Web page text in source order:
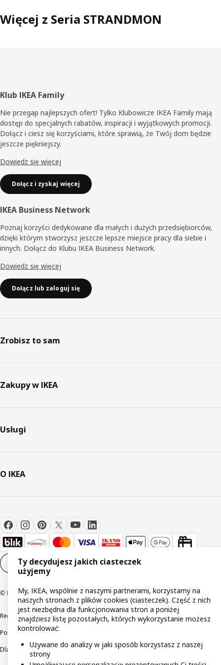
Więcej z Seria STRANDMON
Stopka
Klub IKEA Family
Nie przegap najlepszych ofert! Tylko Klubowicze IKEA Family mają
dostęp do specjalnych rabatów, inspiracji i wyjątkowych promocji.
Dołącz i ciesz się korzyściami, które sprawią, że Twój dom będzie
jeszcze piękniejszy.
Dowiedz się więcej
Dołącz i zyskaj więcej
IKEA Business Network
Poznaj korzyści dedykowane dla małych i dużych przedsiębiorców,
dzięki którym stworzysz jeszcze lepsze miejsce pracy dla siebie i
innych. Dołącz do Klubu IKEA Business Network.
Dowiedz się więcej
Dołącz lub zaloguj się
Zrobisz to sam
Zakupy w IKEA
Usługi
O IKEA
Ustawienia plików cookie PL
© Inter IKEA Systems B.V 1999-2026
RegulaminyPolityka prywatnościWycofane produkty
Polityka odpowiedzialnego ujawniania informacji
Dla akcjonariuszy IKEA Distribution
Ty decydujesz jakich ciasteczek
użyjemy
My, IKEA, wspólnie z naszymi partnerami, korzystamy na
naszych stronach z plików cookies (ciasteczek). Część z nich
jest niezbędna dla funkcjonowania stron a poniżej
znajdziesz listę pozostałych, których wykorzystanie możesz
kontrolować:
Używane do analizy w jaki sposób korzystasz z naszej
strony